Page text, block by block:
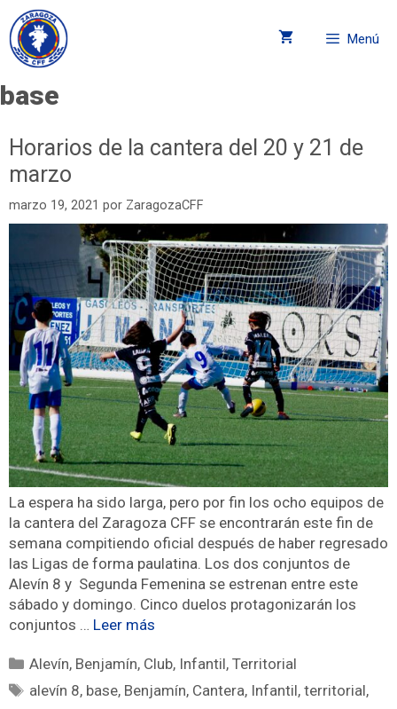
Menú
base
Horarios de la cantera del 20 y 21 de
marzo
marzo 19, 2021 por ZaragozaCFF
La espera ha sido larga, pero por fin los ocho equipos de
la cantera del Zaragoza CFF se encontrarán este fin de
semana compitiendo oficial después de haber regresado
las Ligas de forma paulatina. Los dos conjuntos de
Alevín 8 y Segunda Femenina se estrenan entre este
sábado y domingo. Cinco duelos protagonizarán los
conjuntos … Leer más
Alevín, Benjamín, Club, Infantil,Territorial
alevín 8, base, Benjamín, Cantera, Infantil,territorial,